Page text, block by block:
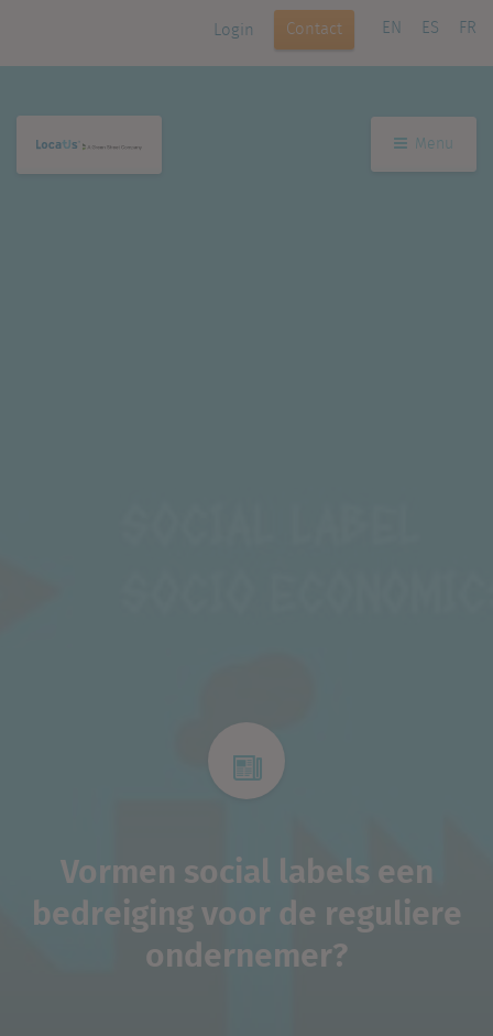
Login Contact EN ES FR
Menu
Vormen social labels een
bedreiging voor de reguliere
ondernemer?